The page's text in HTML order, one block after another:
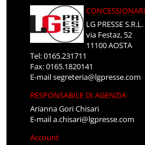
LG PRESSE S.R.L.
via Festaz, 52
11100 AOSTA
Tel: 0165.231711
Fax: 0165.1820141
E-mailsegreteria@lgpresse.com
RESPONSABILE DI AGENZIA
Arianna Gori Chisari
E-maila.chisari@lgpresse.com
Account